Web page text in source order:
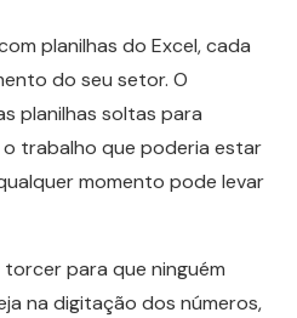
planilhas do Excel, cada
do seu setor. O
planilhas soltas para
o trabalho que poderia estar
momento pode levar
para que ninguém
na digitação dos números,